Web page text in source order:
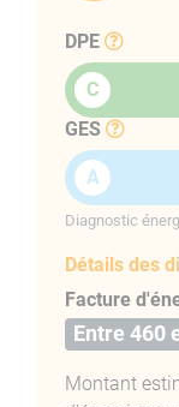
DPE
C
GES
A
Diagnostic
Détails des
Facture
Entre 460
Montant